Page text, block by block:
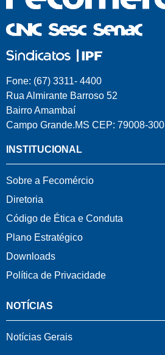
Fone: (67) 3311- 4400
Rua Almirante Barroso 52
Bairro Amambaí
Campo Grande.MS CEP: 79008-300
INSTITUCIONAL
Sobre a Fecomércio
Diretoria
Código de Ética e Conduta
Plano Estratégico
Downloads
Política de Privacidade
NOTÍCIAS
Notícias Gerais